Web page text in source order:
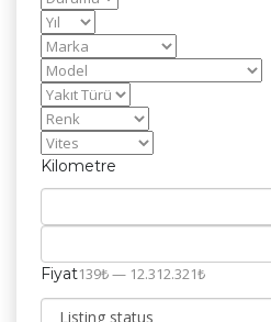
Kilometre
Fiyat139₺ — 12.312.321₺